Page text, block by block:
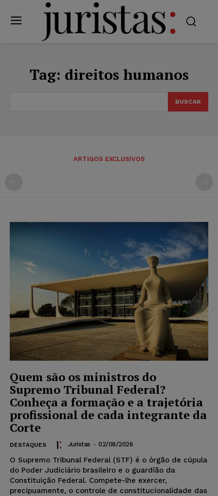
Tag: direitos humanos
BUSCAR
ARTIGOS EXCLUSIVOS
Quem são os ministros do
Supremo Tribunal Federal?
Conheça a formação e a trajetória
profissional de cada integrante da
Corte
DESTAQUES Juristas - 02/08/2026
O Supremo Tribunal Federal (STF) é o órgão de cúpula
do Poder Judiciário brasileiro e o guardião da
Constituição Federal. Compete-lhe exercer,
precipuamente, o controle de constitucionalidade das